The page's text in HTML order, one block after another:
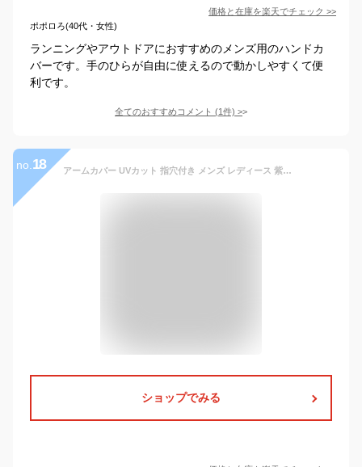
価格と在庫を楽天でチェック >>
ポポロろ(40代・女性)
ランニングやアウトドアにおすすめのメンズ用のハンドカ
バーです。手のひらが自由に使えるので動かしやすくて便
利です。
全てのおすすめコメント (1件) >
no. 18 アームカバー UVカット 指穴付き メンズ レディース 紫外線対策 UVケア 日焼け防止 サポーター フリーサイズ スポーツ 涼感 吸水速乾 冷感 指穴 サラサラ
ショップでみる